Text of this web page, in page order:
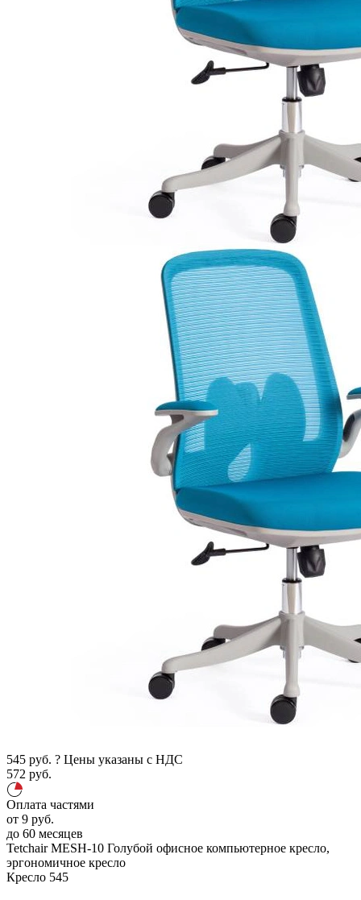
545 руб. ? Цены указаны с НДС
572 руб.
Оплата частями
от 9 руб.
до 60 месяцев
Tetchair MESH-10 Голубой офисное компьютерное кресло,
эргономичное кресло
Кресло 545